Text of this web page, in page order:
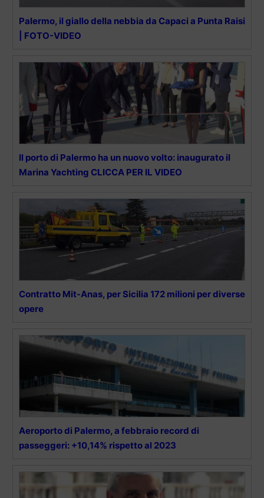
Palermo, il giallo della nebbia da Capaci a Punta Raisi
| FOTO-VIDEO
Il porto di Palermo ha un nuovo volto: inaugurato il
Marina Yachting CLICCA PER IL VIDEO
Contratto Mit-Anas, per Sicilia 172 milioni per diverse
opere
Aeroporto di Palermo, a febbraio record di
passeggeri: +10,14% rispetto al 2023